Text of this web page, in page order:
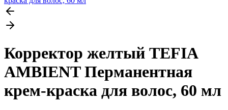
Корректор желтый TEFIA
AMBIENT Перманентная
крем-краска для волос, 60 мл